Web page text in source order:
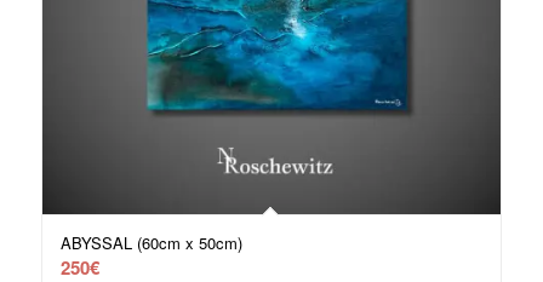
ABYSSAL (60cm x 50cm)
250€